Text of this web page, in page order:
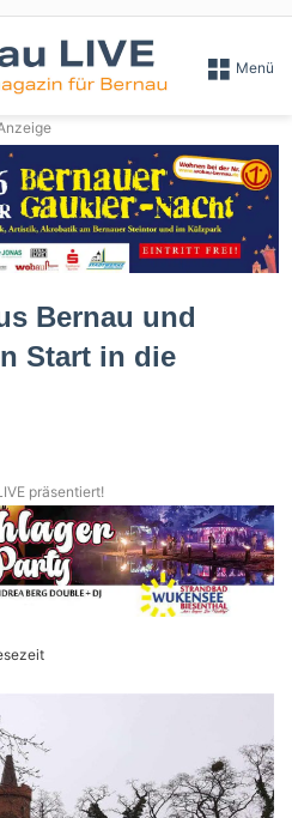
Menü
Bernau und
Start in die
präsentiert!